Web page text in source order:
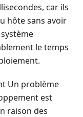
car ils
hôte sans avoir
le temps
Un problème
est
raison des